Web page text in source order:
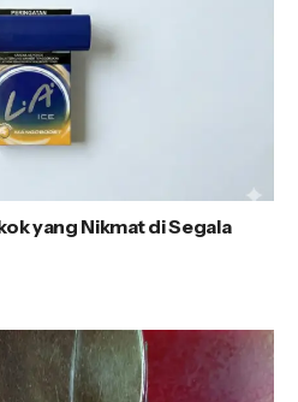
yang Nikmat di Segala